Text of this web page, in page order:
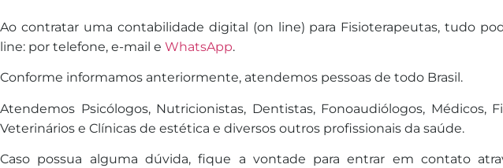
Ao contratar uma contabilidade digital (on line) para Fisioterapeutas, tudo
line: por telefone, e-mail e WhatsApp.
Conforme informamos anteriormente, atendemos pessoas de todo Brasil.
Atendemos Psicólogos, Nutricionistas, Dentistas, Fonoaudiólogos, Médicos,
Veterinários e Clínicas de estética e diversos outros profissionais da saúde.
Caso possua alguma dúvida, fique a vontade para entrar em contato